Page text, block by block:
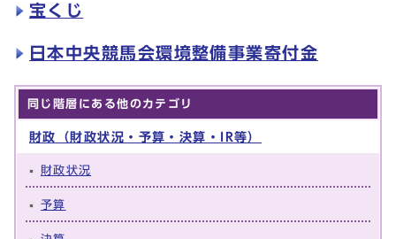
宝くじ
日本中央競馬会環境整備事業寄付金
同じ階層にある他のカテゴリ
財政（財政状況・予算・決算・IR等）
財政状況
予算